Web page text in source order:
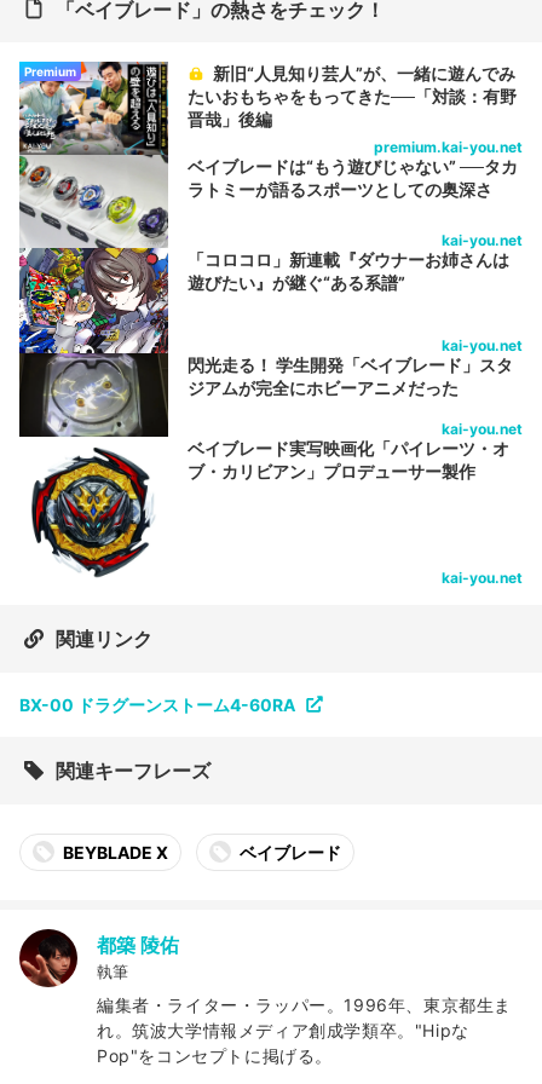
「ベイブレード」の熱さをチェック！
Premium
新旧“人見知り芸人”が、一緒に遊んでみ
たいおもちゃをもってきた──「対談：有野
晋哉」後編
premium.kai-you.net
ベイブレードは“もう遊びじゃない” ──タカ
ラトミーが語るスポーツとしての奥深さ
kai-you.net
「コロコロ」新連載『ダウナーお姉さんは
遊びたい』が継ぐ“ある系譜”
kai-you.net
閃光走る！ 学生開発「ベイブレード」スタ
ジアムが完全にホビーアニメだった
kai-you.net
ベイブレード実写映画化「パイレーツ・オ
ブ・カリビアン」プロデューサー製作
kai-you.net
関連リンク
BX-00 ドラグーンストーム4-60RA
関連キーフレーズ
BEYBLADE X ベイブレード
都築 陵佑
執筆
編集者・ライター・ラッパー。1996年、東京都生ま
れ。筑波大学情報メディア創成学類卒。"Hipな
Pop"をコンセプトに掲げる。